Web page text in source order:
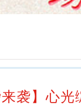
来袭】心